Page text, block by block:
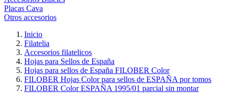
Placas Cava
Otros accesorios
Inicio
Filatelia
Accesorios filatelicos
Hojas para Sellos de España
Hojas para sellos de España FILOBER Color
FILOBER Hojas Color para sellos de ESPAÑA por tomos
FILOBER Color ESPAÑA 1995/01 parcial sin montar